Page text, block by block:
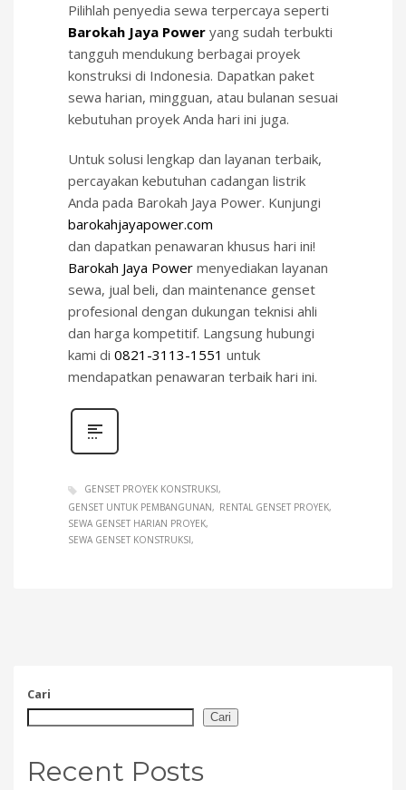
Pilihlah penyedia sewa terpercaya seperti
Barokah Jaya Power yang sudah terbukti
tangguh mendukung berbagai proyek
konstruksi di Indonesia. Dapatkan paket
sewa harian, mingguan, atau bulanan sesuai
kebutuhan proyek Anda hari ini juga.
Untuk solusi lengkap dan layanan terbaik,
percayakan kebutuhan cadangan listrik
Anda pada Barokah Jaya Power. Kunjungi
barokahjayapower.com
dan dapatkan penawaran khusus hari ini!
Barokah Jaya Power menyediakan layanan
sewa, jual beli, dan maintenance genset
profesional dengan dukungan teknisi ahli
dan harga kompetitif. Langsung hubungi
kami di 0821-3113-1551 untuk
mendapatkan penawaran terbaik hari ini.
GENSET PROYEK KONSTRUKSI
GENSET UNTUK PEMBANGUNAN
RENTAL GENSET PROYEK
SEWA GENSET HARIAN PROYEK
SEWA GENSET KONSTRUKSI
Cari
Cari
Recent Posts